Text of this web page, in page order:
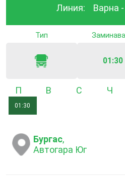
Линия: Варна
Тип
01:30
Понеделник
01:30
Вторник
Бургас,
Автогара Юг